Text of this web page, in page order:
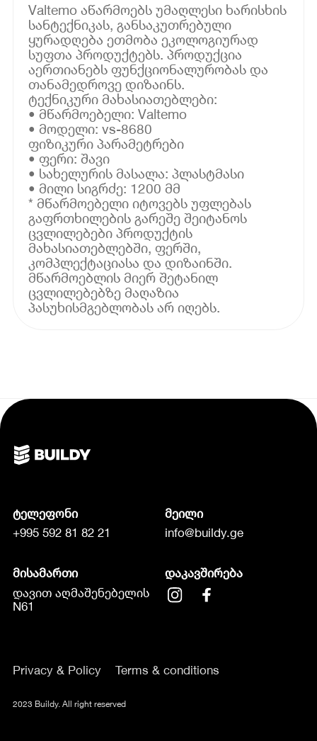
Valtemo აწარმოებს უმაღლესი ხარისხის
სანტექნიკას, განსაკუთრებული
ყურადღება ეთმობა ეკოლოგიურად
სუფთა პროდუქტებს. პროდუქცია
აერთიანებს ფუნქციონალურობას და
თანამედროვე დიზაინს.
ტექნიკური მახასიათებლები:
• მწარმოებელი: Valtemo
• მოდელი: vs-8680
ფიზიკური პარამეტრები
• ფერი: შავი
• სახელურის მასალა: პლასტმასი
• მილი სიგრძე: 1200 მმ
* მწარმოებელი იტოვებს უფლებას
გაფრთხილების გარეშე შეიტანოს
ცვლილებები პროდუქტის
მახასიათებლებში, ფერში,
კომპლექტაციასა და დიზაინში.
მწარმოებლის მიერ შეტანილ
ცვლილებებზე მაღაზია
პასუხისმგებლობას არ იღებს.
ტელეფონი
+995 592 81 82 21
მეილი
info@buildy.ge
მისამართი
დავით აღმაშენებელის
N61
დაკავშირება
Privacy & Policy Terms & conditions
2023 Buildy. All right reserved